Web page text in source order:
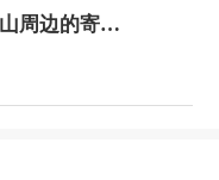
美国寄宿家庭旧金山周边的寄宿家庭—G美容师的家